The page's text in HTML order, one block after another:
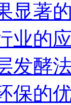
显著
业的
发酵
保的